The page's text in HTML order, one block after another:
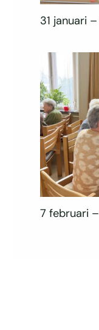
31 januari
7 februari